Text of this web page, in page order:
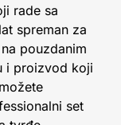
rade sa
spreman za
pouzdanim
i proizvod koji
set